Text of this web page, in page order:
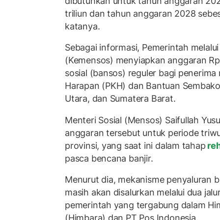
triliun dan tahun anggaran 2028
katanya.
Sebagai informasi, Pemerintah
(Kemensos) menyiapkan anggaran
sosial (bansos) reguler bagi
Harapan (PKH) dan Bantuan
Utara, dan Sumatera Barat.
Menteri Sosial (Mensos) Saifullah
anggaran tersebut untuk periode
provinsi, yang saat ini dalam tahap
pasca bencana banjir.
Menurut dia, mekanisme penyaluran
masih akan disalurkan melalui dua
pemerintah yang tergabung dalam
(Himbara) dan PT Pos Indonesia.